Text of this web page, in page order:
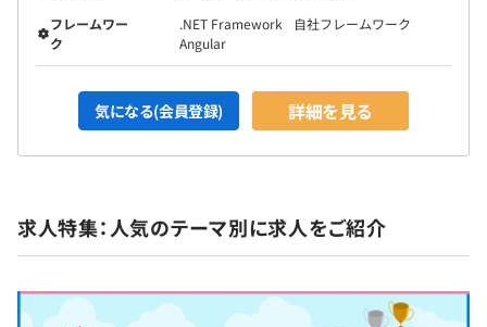
フレームワー
ク
.NET Framework
自社フレームワーク
Angular
気になる(会員登録) 詳細を見る
求人特集：人気のテーマ別に求人をご紹介